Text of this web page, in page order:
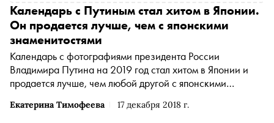
сообщает«Дождь»(Организация "Телеканал Дождь"
признана иностранным агентом *)
Екатерина Тимофеева 17 декабря 2018 г.
Календарь с Путиным стал хитом в Японии.
Он продается лучше, чем с японскими
знаменитостями
Календарь с фотографиями президента России
Владимира Путина на 2019 год стал хитом в Японии и
продается лучше, чем любой другой с японскими